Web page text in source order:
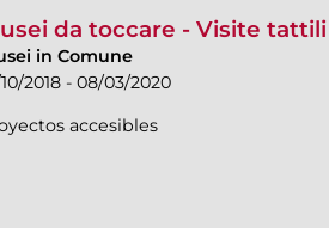
da toccare - Visite tattili
in Comune
2018 - 08/03/2020
accesibles